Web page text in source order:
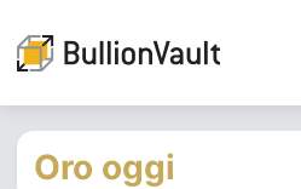
Oro oggi